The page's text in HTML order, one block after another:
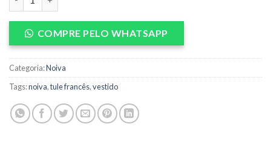
COMPRE PELO WHATSAPP
Categoria:Noiva
Tags:noiva,tule francês,vestido